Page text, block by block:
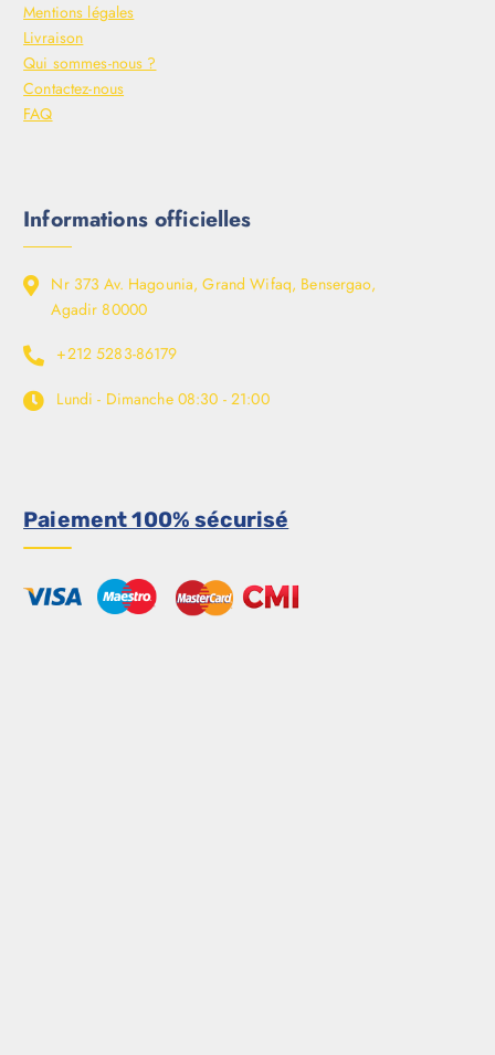
Mentions légales
Livraison
Qui sommes-nous ?
Contactez-nous
FAQ
Informations officielles
Nr 373 Av. Hagounia, Grand Wifaq, Bensergao,
Agadir 80000
+212 5283-86179
Lundi - Dimanche 08:30 - 21:00
Paiement 100% sécurisé